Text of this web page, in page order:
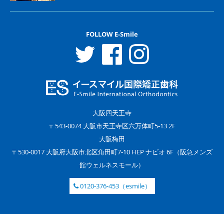
FOLLOW E-Smile
大阪四天王寺
〒543-0074 大阪市天王寺区六万体町5-13 2F
大阪梅田
〒530-0017 大阪府大阪市北区角田町7-10 HEP ナビオ 6F（阪急メンズ
館ウェルネスモール）
0120-376-453（esmile）